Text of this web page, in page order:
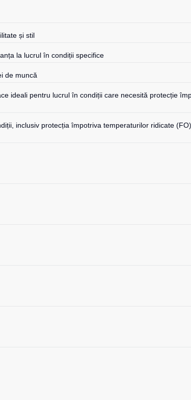
și stil
la lucrul în condiții specifice
de muncă
ideali pentru lucrul în condiții care necesită protecție
inclusiv protecția împotriva temperaturilor ridicate